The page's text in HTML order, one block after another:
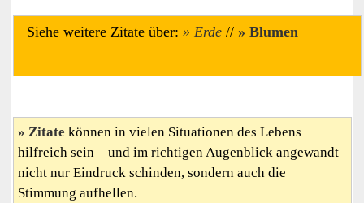
Siehe weitere Zitate über: Erde // Blumen
Zitate können in vielen Situationen des Lebens
hilfreich sein – und im richtigen Augenblick angewandt
nicht nur Eindruck schinden, sondern auch die
Stimmung aufhellen.